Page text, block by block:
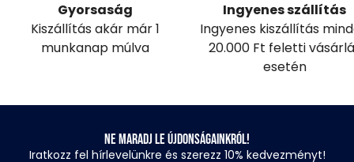
Gyorsaság
Kiszállítás akár már 1
munkanap múlva
Ingyenes szállítás
Ingyenes kiszállítás
20.000 Ft feletti
esetén
Ne maradj le újdonságainkról!
Iratkozz fel hírlevelünkre és szerezz 10% kedvezményt!